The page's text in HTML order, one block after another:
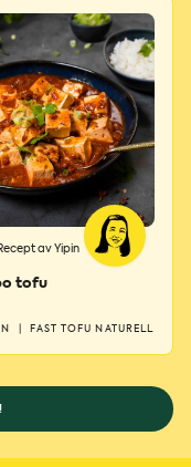
Recept av Yipin
tofu
FAST TOFU NATURELL